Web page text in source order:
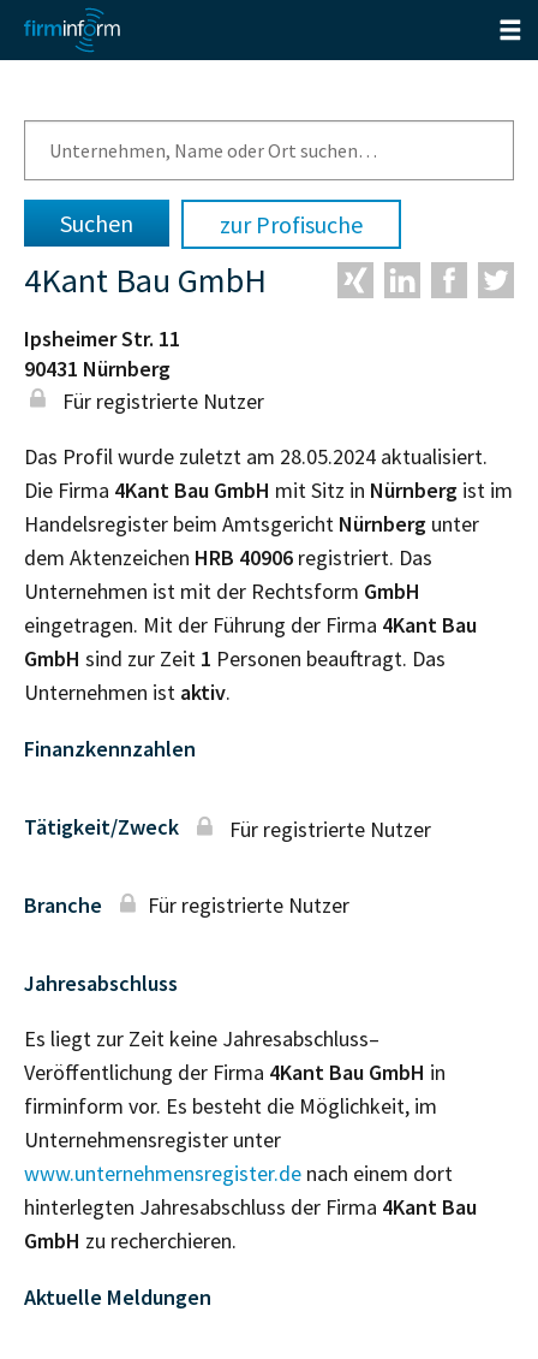
zur Profisuche
4Kant Bau GmbH
Ipsheimer Str. 11
90431 Nürnberg
Für registrierte Nutzer
Das Profil wurde zuletzt am 28.05.2024 aktualisiert.
Die Firma 4Kant Bau GmbH mit Sitz in Nürnberg ist im
Handelsregister beim Amtsgericht Nürnberg unter
dem Aktenzeichen HRB 40906 registriert. Das
Unternehmen ist mit der Rechtsform GmbH
eingetragen. Mit der Führung der Firma 4Kant Bau
GmbH sind zur Zeit 1 Personen beauftragt. Das
Unternehmen ist aktiv.
Finanzkennzahlen
Tätigkeit/Zweck Für registrierte Nutzer
Branche Für registrierte Nutzer
Jahresabschluss
Es liegt zur Zeit keine Jahresabschluss–
Veröffentlichung der Firma 4Kant Bau GmbH in
firminform vor. Es besteht die Möglichkeit, im
Unternehmensregister unter
www.unternehmensregister.de nach einem dort
hinterlegten Jahresabschluss der Firma 4Kant Bau
GmbH zu recherchieren.
Aktuelle Meldungen